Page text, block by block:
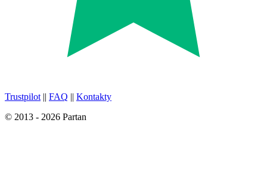
Trustpilot || FAQ || Kontakty
© 2013 - 2026 Partan